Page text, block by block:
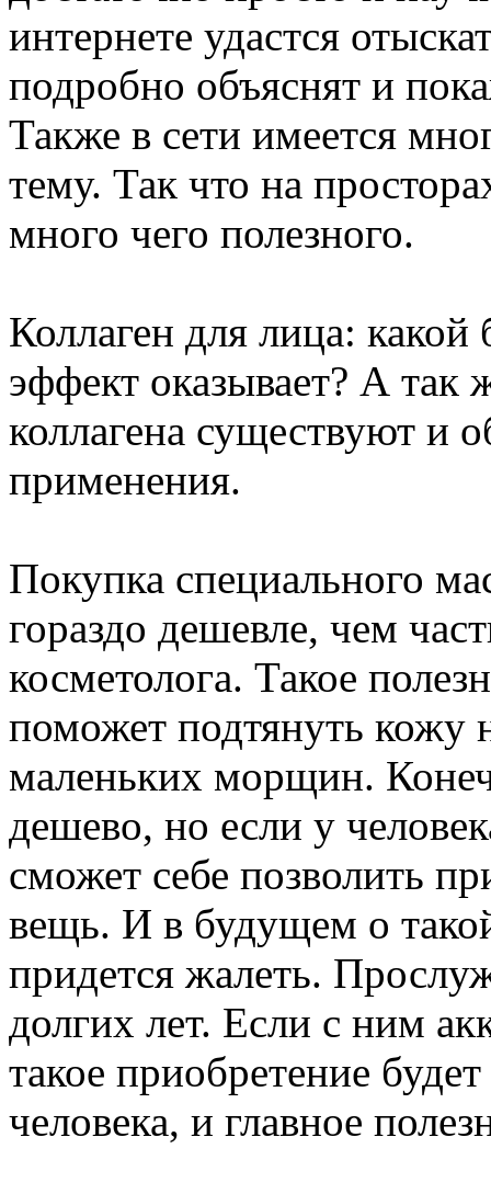
интернете удастся
подробно объяснят и
Также в сети имеется
тему. Так что на
много чего полезного.
Коллаген для лица: какой
эффект оказывает? А так
коллагена существуют и
применения.
Покупка специального
гораздо дешевле, чем
косметолога. Такое
поможет подтянуть кожу
маленьких морщин.
дешево, но если у
сможет себе позволить
вещь. И в будущем о
придется жалеть.
долгих лет. Если с ним
такое приобретение
человека, и главное